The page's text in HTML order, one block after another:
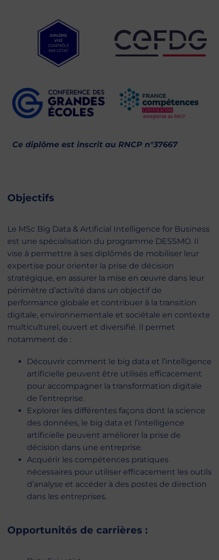
Ce diplôme est inscrit au RNCP n°37667
Objectifs
Le MSc Big Data & Artificial Intelligence for Business
est une spécialisation du programme DESSMO. Il
vise à permettre à ses diplômés de mobiliser leur
expertise pour orienter la prise de décision
stratégique, en assurer la mise en œuvre dans leur
périmètre d’activité dans un objectif de
performance globale et contribuer à la transition
digitale, environnementale et sociétale en contexte
multiculturel, ouvert et diversifié. Il permet
notamment de :
Découvrir comment le big data et l’intelligence
artificielle peuvent être utilisés efficacement
pour accompagner la transformation digitale
de l’entreprise.
Explorer les différentes façons dont la science
des données, le big data et l’intelligence
artificielle peuvent améliorer la prise de
décision dans une entreprise.
Acquérir les compétences pratiques
nécessaires pour utiliser efficacement les outils
d’analyse et accéder à des postes de direction
dans les entreprises.
Opportunités de carrières :